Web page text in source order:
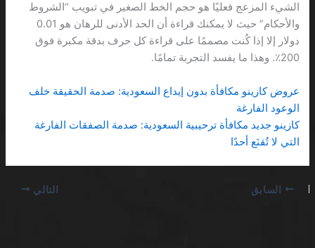
الشيء المزعج فعليًا هو حجم الخط الصغير في تبويب “الشروط
والأحكام” حيث لا يمكنك قراءة أن الحد الأدنى للرهان هو 0.01
دولار إلا إذا كُنت مصممًا على قراءة كل حرف بدقة مكبرة فوق
200٪. وهذا ما يفسد التجربة تمامًا.
عروض كازينو مكافأة بدون إيداع السعودية: صدمة الحقيقة خلف
الوعود الفارغة
كازينو جديد مكافأة ترحيبية السعودية: صدمة الصفقات الفارغة
التي لا تُقنَع أحدًا
السابق التالي